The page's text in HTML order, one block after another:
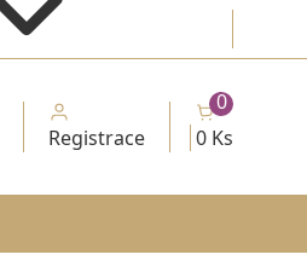
Registrace 0 Ks
0